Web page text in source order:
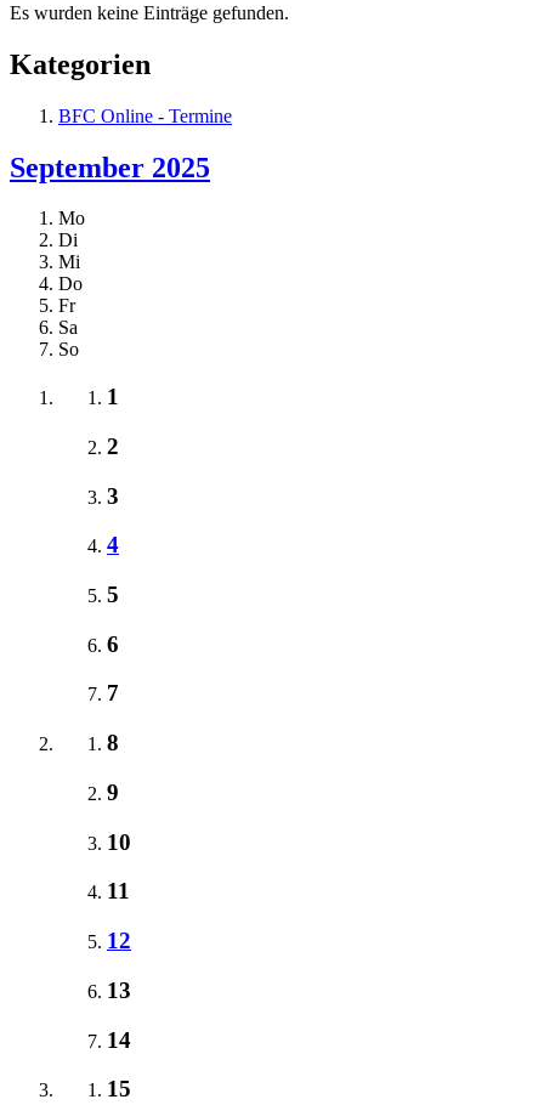
Es wurden keine Einträge gefunden.
Kategorien
BFC Online - Termine
September 2025
Mo
Di
Mi
Do
Fr
Sa
So
1
2
3
4
5
6
7
8
9
10
11
12
13
14
15